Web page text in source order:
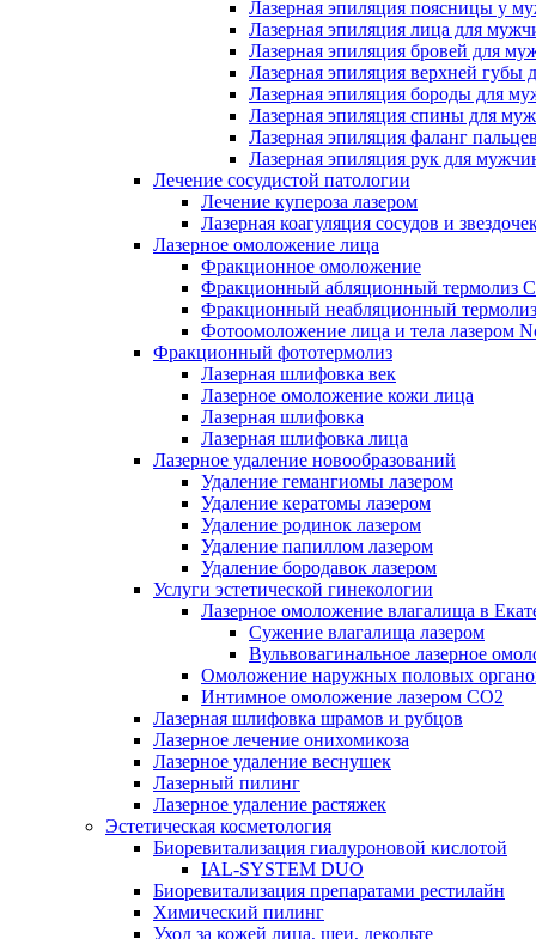
Лазерная эпиляция поясницы у
Лазерная эпиляция лица для
Лазерная эпиляция бровей для
Лазерная эпиляция верхней губы
Лазерная эпиляция бороды для
Лазерная эпиляция спины для
Лазерная эпиляция фаланг
Лазерная эпиляция рук для
Лечение сосудистой патологии
Лечение купероза лазером
Лазерная коагуляция сосудов и
Лазерное омоложение лица
Фракционное омоложение
Фракционный абляционный термолиз
Фракционный неабляционный
Фотоомоложение лица и тела лазером
Фракционный фототермолиз
Лазерная шлифовка век
Лазерное омоложение кожи лица
Лазерная шлифовка
Лазерная шлифовка лица
Лазерное удаление новообразований
Удаление гемангиомы лазером
Удаление кератомы лазером
Удаление родинок лазером
Удаление папиллом лазером
Удаление бородавок лазером
Услуги эстетической гинекологии
Лазерное омоложение влагалища в
Cужение влагалища лазером
Вульвовагинальное лазерное
Омоложение наружных половых
Интимное омоложение лазером СО2
Лазерная шлифовка шрамов и рубцов
Лазерное лечение онихомикоза
Лазерное удаление веснушек
Лазерный пилинг
Лазерное удаление растяжек
Эстетическая косметология
Биоревитализация гиалуроновой кислотой
IAL-SYSTEM DUO
Биоревитализация препаратами рестилайн
Химический пилинг
Уход за кожей лица, шеи, декольте